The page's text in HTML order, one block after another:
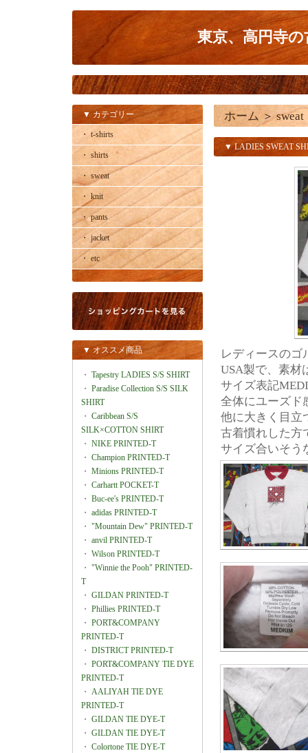
東京、高円寺
▼ カテゴリー
・ t-shirts
・ shirts
・ sweat
・ knit
・ pants
・ jacket
・ etc
▼ オススメ商品
・ Tapestry LADIES S/S SHIRT
・ Paradise Collection S/S SILK
SHIRT
・ Caribbean S/S
SILK×COTTON SHIRT
・ NIKE PRINTED-T
・ Champion PRINTED-T
・ Minions PRINTED-T
・ Carhartt POCKET-T
・ Buc-ee's PRINTED-T
・ adidas PRINTED-T
・ "Mountain Dew" PRINTED-T
・ anvil PRINTED-T
・ Wilson PRINTED-T
・ "Winnie the Pooh" PRINTED-
T
・ GILDAN PRINTED-T
・ Phillies PRINTED-T
・ PORT&COMPANY
PRINTED-T
・ DISTRICT PRINTED-T
・ PORT&COMPANY TIE DYE
PRINTED-T
・ AALIYAH TIE DYE
PRINTED-T
・ GILDAN TIE DYE-T
・ GILDAN TIE DYE-T
・ Colortone TIE DYE-T
ホーム ＞ sweat
▼ LADIES SWEAT
レディースのゴ
USA製で、素材
サイズ表記
全体にユーズド
他に大きく目立
古着慣れした方
サイズ合いそう